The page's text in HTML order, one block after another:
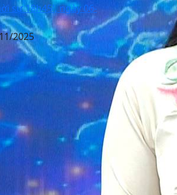
sự 18h45', ngày 06-
2025